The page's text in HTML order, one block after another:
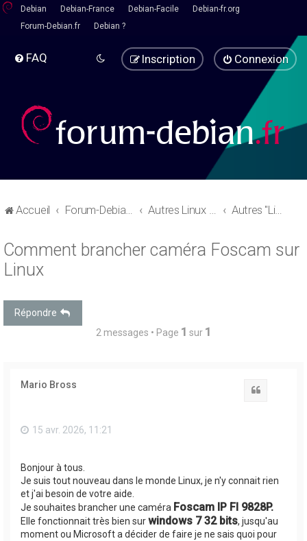
Debian Debian-France Debian-Facile
Debian-fr.org
Forum-Debian.fr
Debian ?
FAQ Connexion
Inscription
Accueil Forum-Debian.fr Autres Linux - Pause café Autres "Linux" basées sur debian
Comment brancher caméra Foscam sur
Linux
Répondre
2 messages • Page 1 sur 1
Mario Bross
15 avr. 2026, 11:21
Bonjour à tous.
Je suis tout nouveau dans le monde Linux, je n'y connait rien
et j'ai besoin de votre aide.
Je souhaites brancher une caméra Foscam IP FI 9828P.
Elle fonctionnait très bien surwindows 7 32 bits, jusqu'au
moment ou Microsoft a décider de faire je ne sais quoi pour